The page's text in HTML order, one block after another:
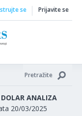
se Prijavite se
Pretražite
ANALIZA
20/03/2025